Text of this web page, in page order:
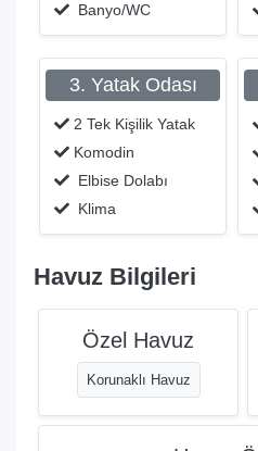
Banyo/WC
3. Yatak Odası
2 Tek Kişilik Yatak
Komodin
Elbise Dolabı
Klima
Havuz Bilgileri
Özel Havuz
Korunaklı Havuz